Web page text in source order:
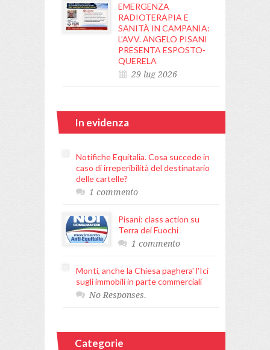
EMERGENZA
RADIOTERAPIA E
SANITÀ IN CAMPANIA:
L’AVV. ANGELO PISANI
PRESENTA ESPOSTO-
QUERELA
29 lug 2026
In evidenza
Notifiche Equitalia. Cosa succede in
caso di irreperibilità del destinatario
delle cartelle?
1 commento
Pisani: class action su
Terra dei Fuochi
1 commento
Monti, anche la Chiesa paghera' l'Ici
sugli immobili in parte commerciali
No Responses.
Categorie